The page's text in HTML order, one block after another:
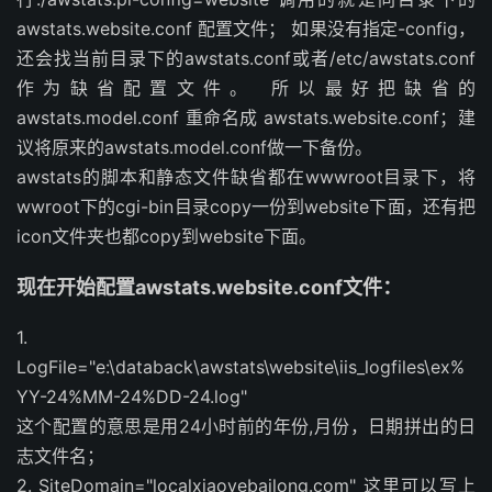
awstats.website.conf 配置文件； 如果没有指定-config，
还会找当前目录下的awstats.conf或者/etc/awstats.conf
作为缺省配置文件。 所以最好把缺省的
awstats.model.conf 重命名成 awstats.website.conf； 建
议将原来的awstats.model.conf做一下备份。
awstats的脚本和静态文件缺省都在wwwroot目录下，将
wwroot下的cgi-bin目录copy一份到website下面，还有把
icon文件夹也都copy到website下面。
现在开始配置awstats.website.conf文件：
1.
LogFile="e:\databack\awstats\website\iis_logfiles\ex%
YY-24%MM-24%DD-24.log"
这个配置的意思是用24小时前的年份,月份，日期拼出的日
志文件名；
2. SiteDomain="localxiaoyebailong.com" 这里可以写上